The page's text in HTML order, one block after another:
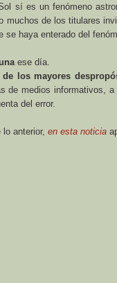
sí es un fenómeno
muchos de los titulares
se haya enterado del
ese día.
los mayores
de medios informativos,
del error.
anterior, en esta noticia